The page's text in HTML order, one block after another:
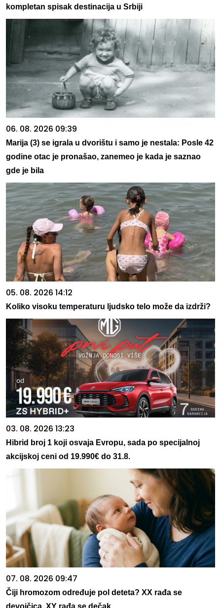
kompletan spisak destinacija u Srbiji
06. 08. 2026 09:39
Marija (3) se igrala u dvorištu i samo je nestala: Posle 42
godine otac je pronašao, zanemeo je kada je saznao
gde je bila
05. 08. 2026 14:12
Koliko visoku temperaturu ljudsko telo može da izdrži?
03. 08. 2026 13:23
Hibrid broj 1 koji osvaja Evropu, sada po specijalnoj
akcijskoj ceni od 19.990€ do 31.8.
07. 08. 2026 09:47
Čiji hromozom određuje pol deteta? XX rađa se